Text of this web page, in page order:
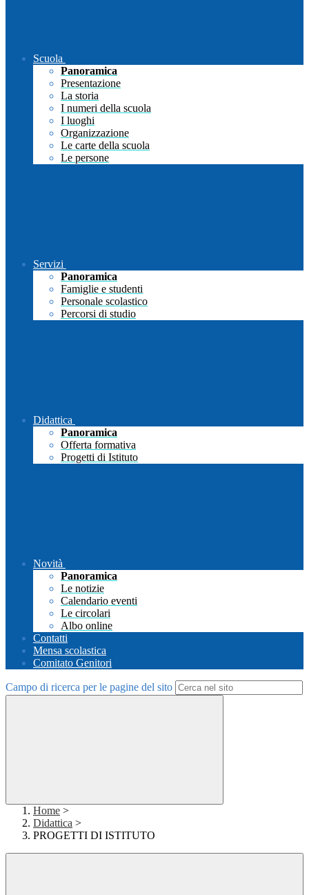
Scuola
Panoramica
Presentazione
La storia
I numeri della scuola
I luoghi
Organizzazione
Le carte della scuola
Le persone
Servizi
Panoramica
Famiglie e studenti
Personale scolastico
Percorsi di studio
Didattica
Panoramica
Offerta formativa
Progetti di Istituto
Novità
Panoramica
Le notizie
Calendario eventi
Le circolari
Albo online
Contatti
Mensa scolastica
Comitato Genitori
Campo di ricerca per le pagine del sito
Home >
Didattica >
PROGETTI DI ISTITUTO